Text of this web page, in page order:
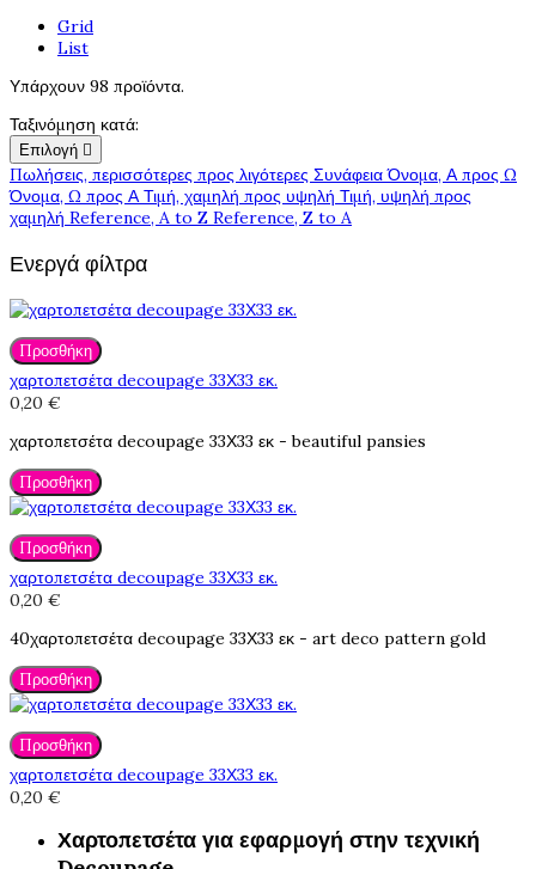
Grid
List
Υπάρχουν 98 προϊόντα.
Ταξινόμηση κατά:
Επιλογή 
Πωλήσεις, περισσότερες προς λιγότερες ΣυνάφειαΌνομα, Α προς Ω
Όνομα, Ω προς ΑΤιμή, χαμηλή προς υψηλή Τιμή, υψηλή προς
χαμηλή Reference, A to Z Reference, Z to A
Ενεργά φίλτρα
Προσθήκη
χαρτοπετσέτα decoupage 33Χ33 εκ.
0,20 €
χαρτοπετσέτα decoupage 33Χ33 εκ - beautiful pansies
Προσθήκη
Προσθήκη
χαρτοπετσέτα decoupage 33Χ33 εκ.
0,20 €
40χαρτοπετσέτα decoupage 33Χ33 εκ - art deco pattern gold
Προσθήκη
Προσθήκη
χαρτοπετσέτα decoupage 33Χ33 εκ.
0,20 €
Χαρτοπετσέτα για εφαρμογή στην τεχνική